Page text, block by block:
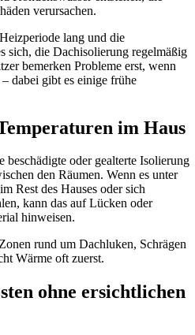
verursachen.
lang und die
sich, die Dachisolierung regelmäßig
bemerken Probleme erst, wenn
dabei gibt es einige frühe
im Haus
oder gealterte Isolierung
den Räumen. Wenn es unter
Rest des Hauses oder sich
kann das auf Lücken oder
hinweisen.
rund um Dachluken, Schrägen
Wärme oft zuerst.
ohne ersichtlichen